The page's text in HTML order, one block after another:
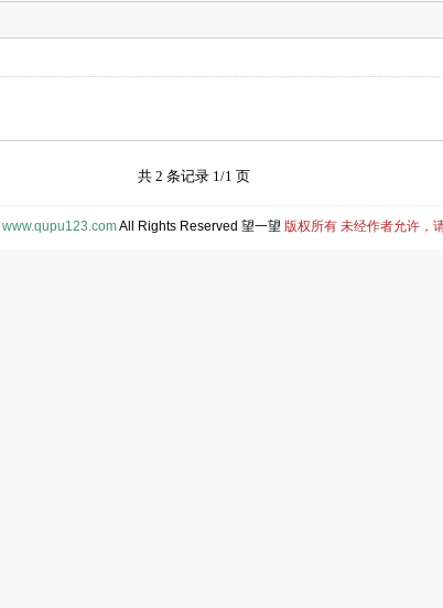
共 2 条记录 1/1 页
www.qupu123.comAll Rights Reserved 望一望 版权所有 未经作者允许，